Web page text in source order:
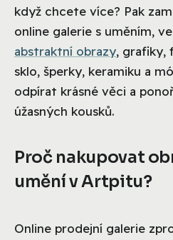
když chcete více? Pak
online galerie s uměním,
abstraktní obrazy, grafiky,
sklo, šperky, keramiku a
odpírat krásné věci a
úžasných kousků.
Proč nakupovat
umění v Artpitu?
Online prodejní galerie